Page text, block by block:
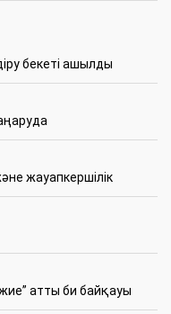
бекеті ашылды
жауапкершілік
атты би байқауы